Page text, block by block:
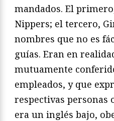
mandados. El
Nippers; el tercero,
nombres que no es
guías. Eran en
mutuamente
empleados, y que
respectivas personas
era un inglés bajo,